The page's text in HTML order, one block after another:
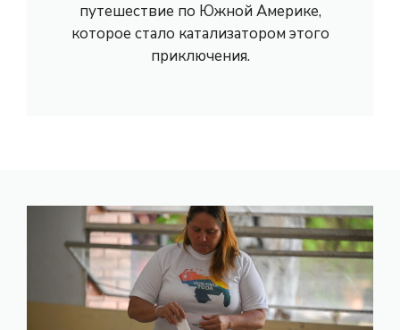
путешествие по Южной Америке,
которое стало катализатором этого
приключения.